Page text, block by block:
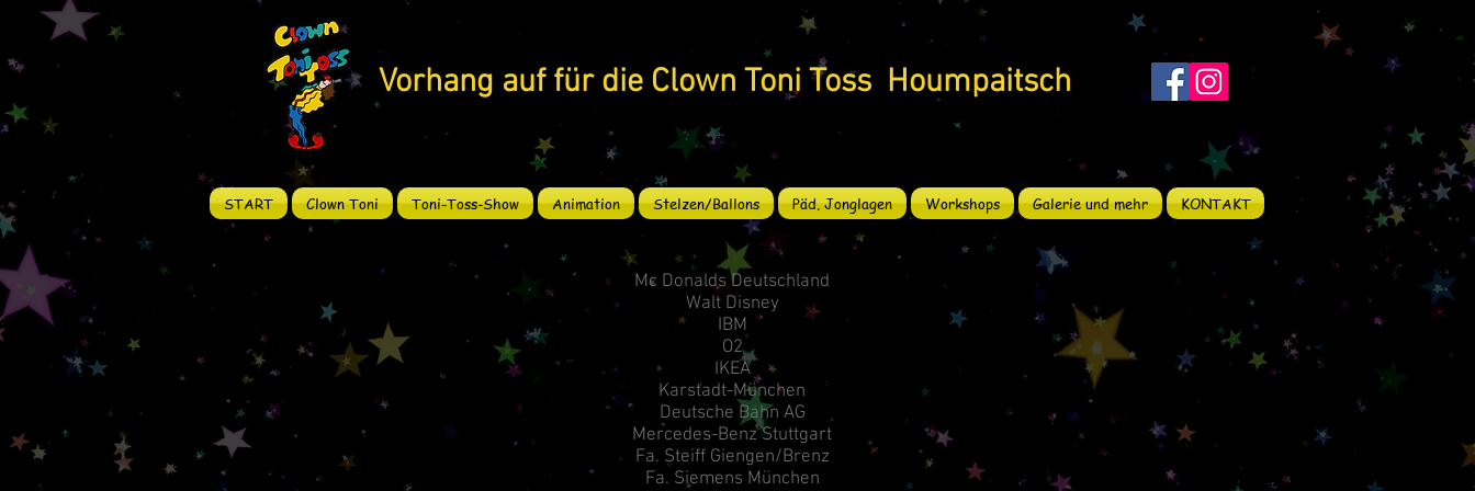
Vorhang auf für die Clown Toni Toss Houmpaitsch
START Clown Toni Toni-Toss-Show Animation Stelzen/Ballons Päd. Jonglagen Workshops Galerie und mehr KONTAKT
Mc Donalds Deutschland
Walt Disney
IBM
O2
IKEA
Karstadt-München
Deutsche Bahn AG
Mercedes-Benz Stuttgart
Fa. Steiff Giengen/Brenz
Fa. Siemens München